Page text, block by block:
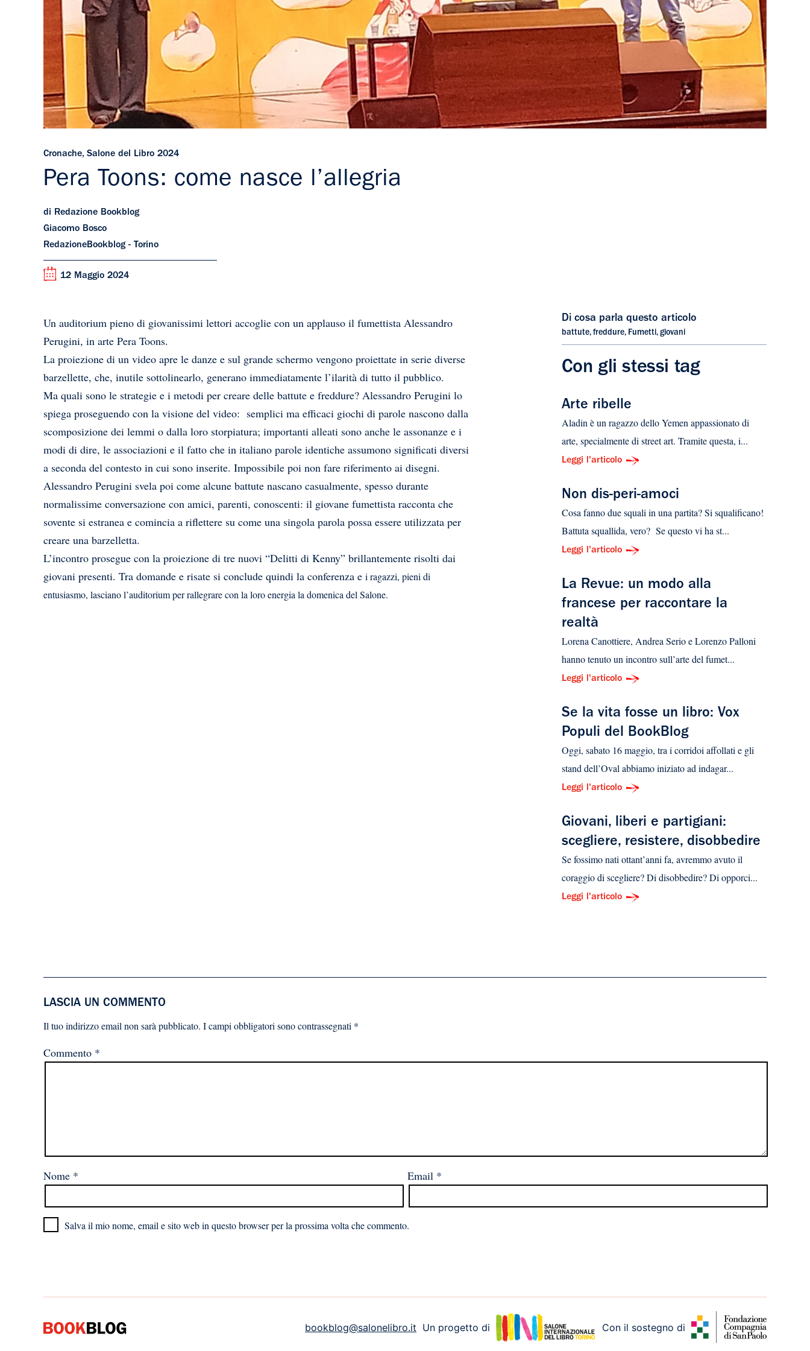
Cronache, Salone del Libro 2024
Pera Toons: come nasce l’allegria
di Redazione Bookblog
Giacomo Bosco
RedazioneBookblog - Torino
12 Maggio 2024
Un auditorium pieno di giovanissimi lettori accoglie con un applauso il fumettista Alessandro
Perugini, in arte Pera Toons.
La proiezione di un video apre le danze e sul grande schermo vengono proiettate in serie diverse
barzellette, che, inutile sottolinearlo, generano immediatamente l’ilarità di tutto il pubblico.
Ma quali sono le strategie e i metodi per creare delle battute e freddure? Alessandro Perugini lo
spiega proseguendo con la visione del video: semplici ma efficaci giochi di parole nascono dalla
scomposizione dei lemmi o dalla loro storpiatura; importanti alleati sono anche le assonanze e i
modi di dire, le associazioni e il fatto che in italiano parole identiche assumono significati diversi
a seconda del contesto in cui sono inserite. Impossibile poi non fare riferimento ai disegni.
Alessandro Perugini svela poi come alcune battute nascano casualmente, spesso durante
normalissime conversazione con amici, parenti, conoscenti: il giovane fumettista racconta che
sovente si estranea e comincia a riflettere su come una singola parola possa essere utilizzata per
creare una barzelletta.
L’incontro prosegue con la proiezione di tre nuovi “Delitti di Kenny” brillantemente risolti dai
giovani presenti. Tra domande e risate si conclude quindi la conferenza e i ragazzi, pieni di
entusiasmo, lasciano l’auditorium per rallegrare con la loro energia la domenica del Salone.
Di cosa parla questo articolo
battute, freddure, Fumetti, giovani
Con gli stessi tag
Arte ribelle
Aladin è un ragazzo dello Yemen appassionato di
arte, specialmente di street art. Tramite questa, i...
Leggi l'articolo
Non dis-peri-amoci
Cosa fanno due squali in una partita? Si squalificano!
Battuta squallida, vero? Se questo vi ha st...
Leggi l'articolo
La Revue: un modo alla
francese per raccontare la
realtà
Lorena Canottiere, Andrea Serio e Lorenzo Palloni
hanno tenuto un incontro sull’arte del fumet...
Leggi l'articolo
Se la vita fosse un libro: Vox
Populi del BookBlog
Oggi, sabato 16 maggio, tra i corridoi affollati e gli
stand dell’Oval abbiamo iniziato ad indagar...
Leggi l'articolo
Giovani, liberi e partigiani:
scegliere, resistere, disobbedire
Se fossimo nati ottant’anni fa, avremmo avuto il
coraggio di scegliere? Di disobbedire? Di opporci...
Leggi l'articolo
LASCIA UN COMMENTO
Il tuo indirizzo email non sarà pubblicato. I campi obbligatori sono contrassegnati *
Commento *
Nome * Email *
Salva il mio nome, email e sito web in questo browser per la prossima volta che commento.
bookblog@salonelibro.it Un progetto di Con il sostegno di